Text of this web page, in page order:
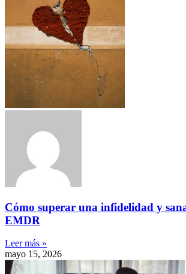
Cómo superar una infidelidad y
EMDR
Leer más »
mayo 15, 2026